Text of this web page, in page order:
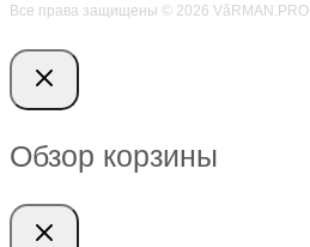
Все права защищены © 2026 VӑRMAN.PRO
Обзор корзины